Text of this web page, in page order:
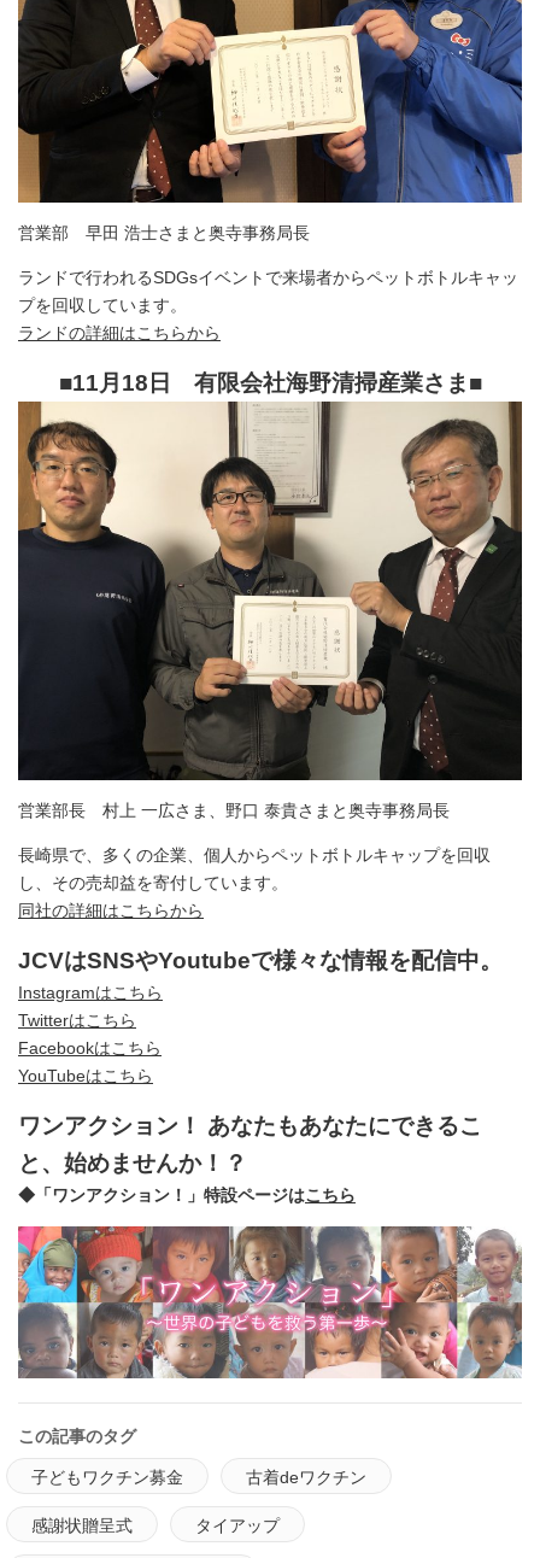
営業部 早田 浩士さまと奥寺事務局長
ランドで行われるSDGsイベントで来場者からペットボトルキャッ
プを回収しています。
ランドの詳細はこちらから
■11月18日 有限会社海野清掃産業さま ■
営業部長 村上 一広さま、野口 泰貴さまと奥寺事務局長
長崎県で、多くの企業、個人からペットボトルキャップを回収
し、その売却益を寄付しています。
同社の詳細はこちらから
JCVはSNSやYoutubeで様々な情報を配信中。
Instagramはこちら
Twitterはこちら
Facebookはこちら
YouTubeはこちら
ワンアクション！ あなたもあなたにできるこ
と、始めませんか！？
◆「ワンアクション！」特設ページはこちら
この記事のタグ
子どもワクチン募金 古着deワクチン
感謝状贈呈式 タイアップ